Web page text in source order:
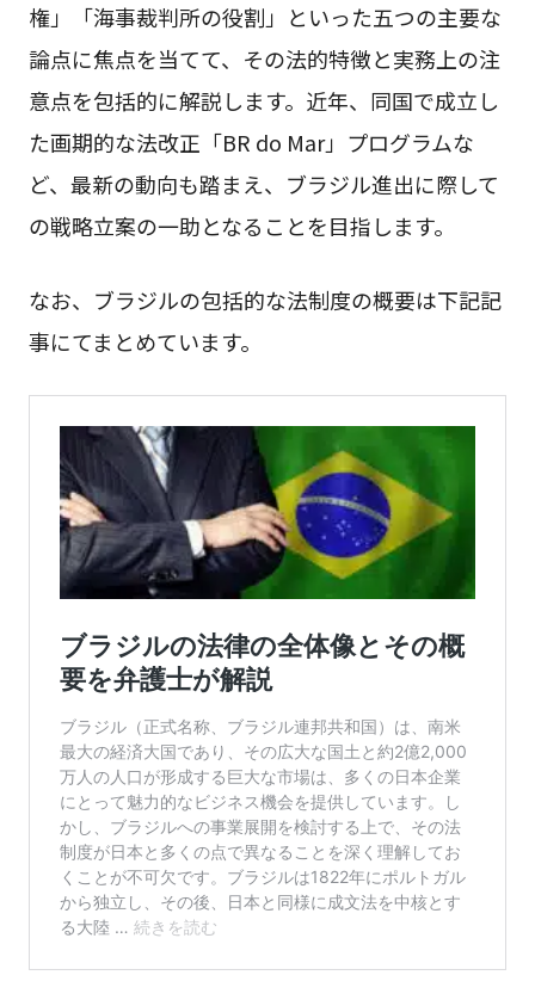
権」「海事裁判所の役割」といった五つの主要な
論点に焦点を当てて、その法的特徴と実務上の注
意点を包括的に解説します。近年、同国で成立し
た画期的な法改正「BR do Mar」プログラムな
ど、最新の動向も踏まえ、ブラジル進出に際して
の戦略立案の一助となることを目指します。
なお、ブラジルの包括的な法制度の概要は下記記
事にてまとめています。